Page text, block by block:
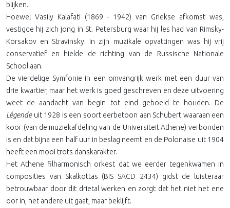
blijken.
Hoewel Vasily Kalafati (1869 - 1942) van Griekse afkomst was,
vestigde hij zich jong in St. Petersburg waar hij les had van Rimsky-
Korsakov en Stravinsky. In zijn muzikale opvattingen was hij vrij
conservatief en hielde de richting van de Russische Nationale
School aan.
De vierdelige Symfonie in een omvangrijk werk met een duur van
drie kwartier, maar het werk is goed geschreven en deze uitvoering
weet de aandacht van begin tot eind geboeid te houden. De
Légendeuit 1928 is een soort eerbetoon aan Schubert waaraan een
koor (van de muziekafdeling van de Universiteit Athene) verbonden
is en dat bijna een half uur in beslag neemt en de Polonaise uit 1904
heeft een mooi trots danskarakter.
Het Athene filharmonisch orkest dat we eerder tegenkwamen in
composities van Skalkottas (BIS SACD 2434) gidst de luisteraar
betrouwbaar door dit drietal werken en zorgt dat het niet het ene
oor in, het andere uit gaat, maar beklijft.